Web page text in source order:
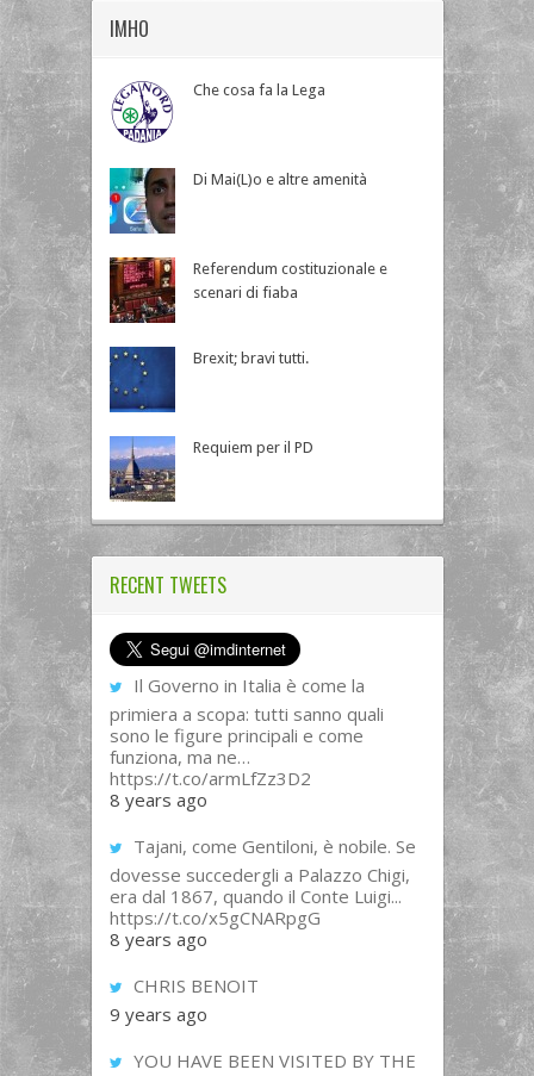
IMHO
Che cosa fa la Lega
Di Mai(L)o e altre amenità
Referendum costituzionale e
scenari di fiaba
Brexit; bravi tutti.
Requiem per il PD
RECENT TWEETS
Il Governo in Italia è come la
primiera a scopa: tutti sanno quali
sono le figure principali e come
funziona, ma ne…
https://t.co/armLfZz3D2
8 years ago
Tajani, come Gentiloni, è nobile. Se
dovesse succedergli a Palazzo Chigi,
era dal 1867, quando il Conte Luigi...
https://t.co/x5gCNARpgG
8 years ago
CHRIS BENOIT
9 years ago
YOU HAVE BEEN VISITED BY THE